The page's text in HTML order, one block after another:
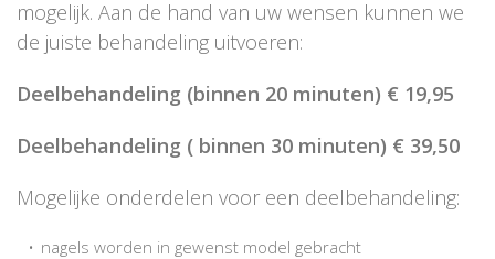
mogelijk. Aan de hand van uw wensen kunnen we
de juiste behandeling uitvoeren:
Deelbehandeling (binnen 20 minuten) € 19,95
Deelbehandeling ( binnen 30 minuten) € 39,50
Mogelijke onderdelen voor een deelbehandeling:
nagels worden in gewenst model gebracht